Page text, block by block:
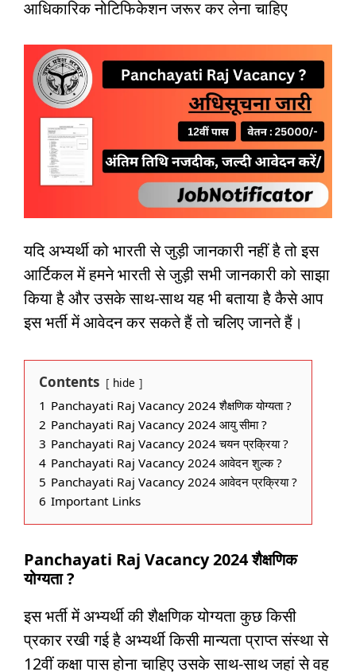
आधिकारिक नोटिफिकेशन जरूर कर लेना चाहिए
यदि अभ्यर्थी को भारती से जुड़ी जानकारी नहीं है तो इस
आर्टिकल में हमने भारती से जुड़ी सभी जानकारी को साझा
किया है और उसके साथ-साथ यह भी बताया है कैसे आप
इस भर्ती में आवेदन कर सकते हैं तो चलिए जानते हैं।
Contents hide
1 Panchayati Raj Vacancy 2024 शैक्षणिक योग्यता ?
2 Panchayati Raj Vacancy 2024 आयु सीमा ?
3 Panchayati Raj Vacancy 2024 चयन प्रक्रिया ?
4 Panchayati Raj Vacancy 2024 आवेदन शुल्क ?
5 Panchayati Raj Vacancy 2024 आवेदन प्रक्रिया ?
6 Important Links
Panchayati Raj Vacancy 2024 शैक्षणिक
योग्यता ?
इस भर्ती में अभ्यर्थी की शैक्षणिक योग्यता कुछ किसी
प्रकार रखी गई है अभ्यर्थी किसी मान्यता प्राप्त संस्था से
12वीं कक्षा पास होना चाहिए उसके साथ-साथ जहां से वह